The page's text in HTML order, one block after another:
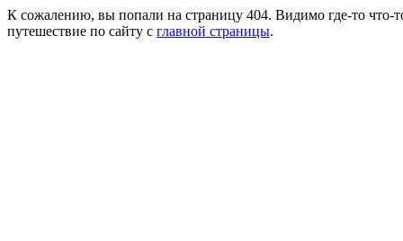
К сожалению, вы попали на страницу 404. Видимо где-то что-
путешествие по сайту с главной страницы.